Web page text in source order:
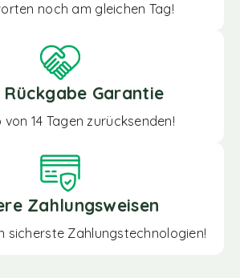
noch am gleichen Tag!
Rückgabe Garantie
von 14 Tagen zurücksenden!
Zahlungsweisen
sicherste Zahlungstechnologien!